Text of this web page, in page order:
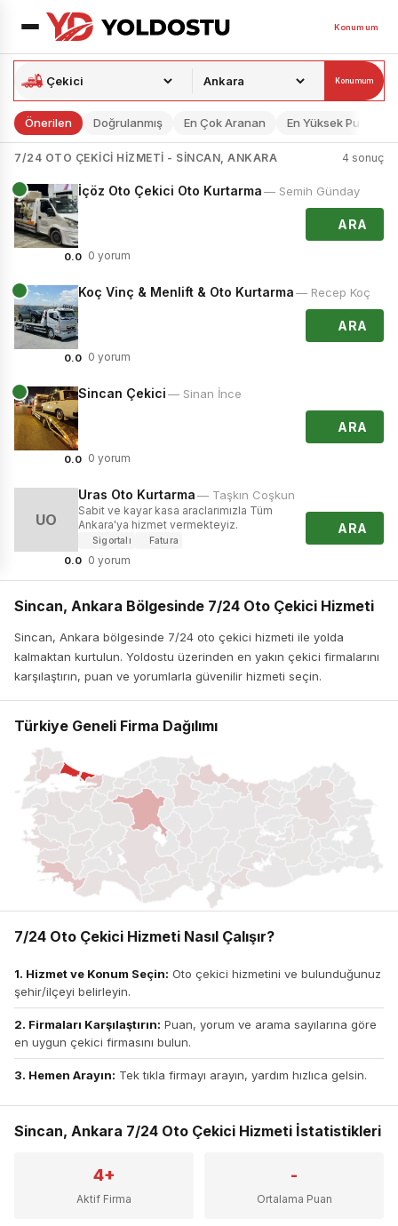
Konumum
Konumum
Önerilen Doğrulanmış En Çok Aranan En Yüksek Puan
7/24 OTO ÇEKICI HIZMETI - SINCAN, ANKARA 4 sonuç
0.0
İçöz Oto Çekici Oto Kurtarma— Semih Günday
0 yorum
ARA
0.0
Koç Vinç & Menlift & Oto Kurtarma— Recep Koç
0 yorum
ARA
0.0
Sincan Çekici— Sinan İnce
0 yorum
ARA
UO
0.0
Uras Oto Kurtarma— Taşkın Coşkun
Sabit ve kayar kasa araclarımızla Tüm
Ankara'ya hizmet vermekteyiz.
Sigortalı Fatura
0 yorum
ARA
Sincan, Ankara Bölgesinde 7/24 Oto Çekici Hizmeti
Sincan, Ankara bölgesinde 7/24 oto çekici hizmeti ile yolda
kalmaktan kurtulun. Yoldostu üzerinden en yakın çekici firmalarını
karşılaştırın, puan ve yorumlarla güvenilir hizmeti seçin.
Türkiye Geneli Firma Dağılımı
7/24 Oto Çekici Hizmeti Nasıl Çalışır?
1. Hizmet ve Konum Seçin: Oto çekici hizmetini ve bulunduğunuz
şehir/ilçeyi belirleyin.
2. Firmaları Karşılaştırın: Puan, yorum ve arama sayılarına göre
en uygun çekici firmasını bulun.
3. Hemen Arayın: Tek tıkla firmayı arayın, yardım hızlıca gelsin.
Sincan, Ankara 7/24 Oto Çekici Hizmeti İstatistikleri
4+
Aktif Firma
-
Ortalama Puan